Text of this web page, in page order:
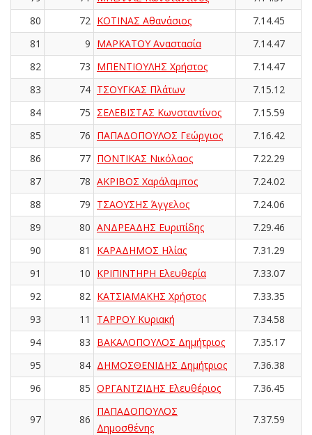
80
72 ΚΟΤΙΝΑΣ Αθανάσιος
7.14.45
81
9 ΜΑΡΚΑΤΟΥ Αναστασία
7.14.47
82
73 ΜΠΕΝΤΙΟΥΛΗΣ Χρήστος
7.14.47
83
74 ΤΣΟΥΓΚΑΣ Πλάτων
7.15.12
84
75 ΣΕΛΕΒΙΣΤΑΣ Κωνσταντίνος
7.15.59
85
76 ΠΑΠΑΔΟΠΟΥΛΟΣ Γεώργιος
7.16.42
86
77 ΠΟΝΤΙΚΑΣ Νικόλαος
7.22.29
87
78 ΑΚΡΙΒΟΣ Χαράλαμπος
7.24.02
88
79 ΤΣΑΟΥΣΗΣ Άγγελος
7.24.06
89
80 ΑΝΔΡΕΑΔΗΣ Ευριπίδης
7.29.46
90
81 ΚΑΡΑΔΗΜΟΣ Ηλίας
7.31.29
91
10 ΚΡΙΠΙΝΤΗΡΗ Ελευθερία
7.33.07
92
82 ΚΑΤΣΙΑΜΑΚΗΣ Χρήστος
7.33.35
93
11 ΤΑΡΡΟΥ Κυριακή
7.34.58
94
83 ΒΑΚΑΛΟΠΟΥΛΟΣ Δημήτριος
7.35.17
95
84 ΔΗΜΟΣΘΕΝΙΔΗΣ Δημήτριος
7.36.38
96
85 ΟΡΓΑΝΤΖΙΔΗΣ Ελευθέριος 7.36.45
97 86
ΠΑΠΑΔΟΠΟΥΛΟΣ
Δημοσθένης
7.37.59